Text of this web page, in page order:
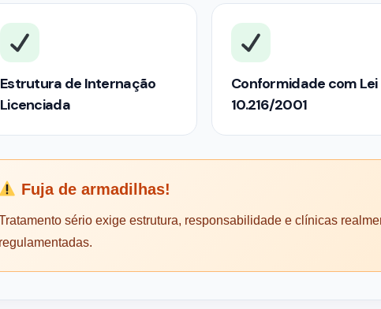
Estrutura de Internação
Licenciada
Conformidade com Lei
10.216/2001
Fuja de armadilhas!
sério exige estrutura, responsabilidade e clínicas
regulamentadas.